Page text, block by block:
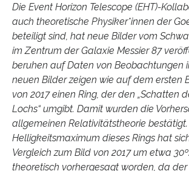
Die Event Horizon Telescope (EHT)-
auch theoretische Physiker*innen der
beteiligt sind, hat neue Bilder vom
im Zentrum der Galaxie Messier 87
beruhen auf Daten von Beobachtungen
neuen Bilder zeigen wie auf dem ersten
von 2017 einen Ring, der den „Schatten
Lochs“ umgibt. Damit wurden die
allgemeinen Relativitätstheorie
Helligkeitsmaximum dieses Rings hat
Vergleich zum Bild von 2017 um etwa
theoretisch vorhergesagt worden, da der